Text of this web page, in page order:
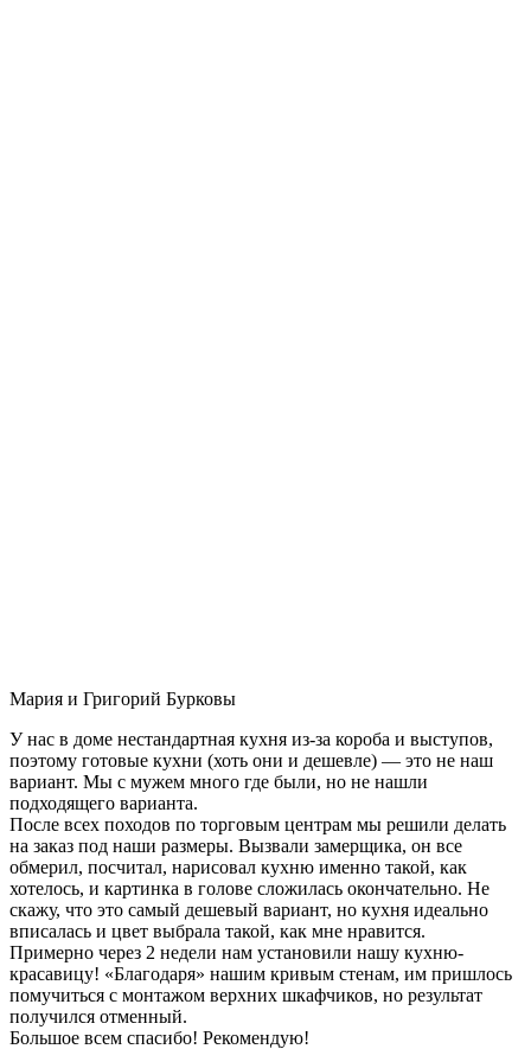
Мария и Григорий Бурковы
У нас в доме нестандартная кухня из-за короба и выступов,
поэтому готовые кухни (хоть они и дешевле) — это не наш
вариант. Мы с мужем много где были, но не нашли
подходящего варианта.
После всех походов по торговым центрам мы решили делать
на заказ под наши размеры. Вызвали замерщика, он все
обмерил, посчитал, нарисовал кухню именно такой, как
хотелось, и картинка в голове сложилась окончательно. Не
скажу, что это самый дешевый вариант, но кухня идеально
вписалась и цвет выбрала такой, как мне нравится.
Примерно через 2 недели нам установили нашу кухню-
красавицу! «Благодаря» нашим кривым стенам, им пришлось
помучиться с монтажом верхних шкафчиков, но результат
получился отменный.
Большое всем спасибо! Рекомендую!